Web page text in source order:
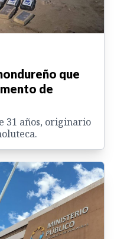
que
de
31 años, originario